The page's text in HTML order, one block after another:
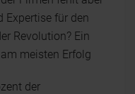
Expertise für den
Revolution? Ein
meisten Erfolg
der